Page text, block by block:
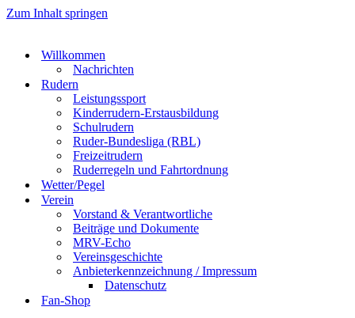
Zum Inhalt springen
Willkommen
Nachrichten
Rudern
Leistungssport
Kinderrudern-Erstausbildung
Schulrudern
Ruder-Bundesliga (RBL)
Freizeitrudern
Ruderregeln und Fahrtordnung
Wetter/Pegel
Verein
Vorstand & Verantwortliche
Beiträge und Dokumente
MRV-Echo
Vereinsgeschichte
Anbieterkennzeichnung / Impressum
Datenschutz
Fan-Shop